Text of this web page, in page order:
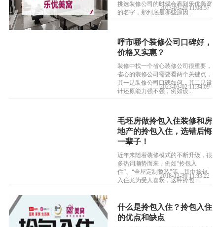
挑选装修公司的时候会看到乐优美窝
的名字，那到底是哪些原因...
2023-03-20 11:08:57
呼市哪个装修公司口碑好，
价格又实惠？
装修中找一个省心装修公司很重要，
省心的装修公司需要看两个关键点，
其一是装修公司口碑如何，其二是设
计还原能力强不强，例如设...
2023-03-02 11:34:09
毛坯房做拎包入住装修和房
地产的拎包入住，选错后悔
一辈子！
近年来随着装修模式的不断升级，很
多热词顺势而来，例如“拎包入
住”、“全屋定制整装”等，其中拎包
入住尤为受人喜欢，这种拎包...
2018-12-30 11:33:22
什么是拎包入住？拎包入住
的优点和缺点